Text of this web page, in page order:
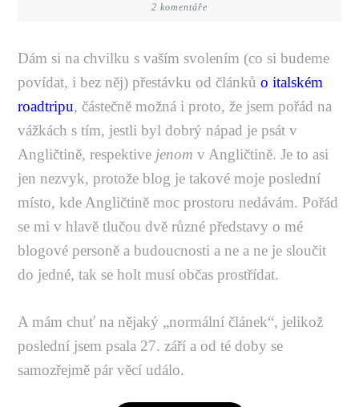
2 komentáře
Dám si na chvilku s vaším svolením (co si budeme
povídat, i bez něj) přestávku od článkůo italském
roadtripu, částečně možná i proto, že jsem pořád na
vážkách s tím, jestli byl dobrý nápad je psát v
Angličtině, respektive jenomv Angličtině. Je to asi
jen nezvyk, protože blog je takové moje poslední
místo, kde Angličtině moc prostoru nedávám. Pořád
se mi v hlavě tlučou dvě různé představy o mé
blogové personě a budoucnosti a ne a ne je sloučit
do jedné, tak se holt musí občas prostřídat.
A mám chuť na nějaký „normální článek“, jelikož
poslední jsem psala 27. září a od té doby se
samozřejmě pár věcí událo.